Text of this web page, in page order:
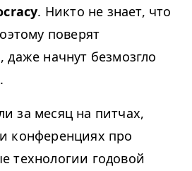
. Никто не знает, что
поверят
начнут безмозгло
за месяц на питчах,
конференциях про
технологии годовой